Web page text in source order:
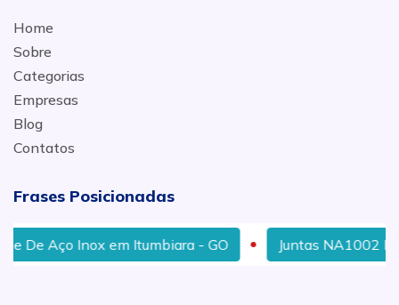
Home
Sobre
Categorias
Empresas
Blog
Contatos
Frases Posicionadas
Aço Inox em Itumbiara - GO Juntas NA1002